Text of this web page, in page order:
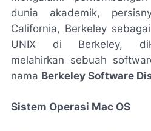
dunia akademik,
California, Berkeley
UNIX di Berkeley,
melahirkan sebuah
nama Berkeley Software
Sistem Operasi Mac OS